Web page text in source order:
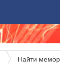
Найти